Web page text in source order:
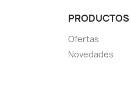
PRODUCTOS
Ofertas
Novedades